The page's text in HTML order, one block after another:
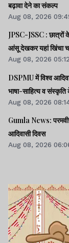
बढ़ावा देने का संकल्प
Aug 08, 2026
JPSC-JSSC : छात्रों
आंसू देखकर यहां खिंचा
Aug 08, 2026
DSPMU में विश्व
भाषा-साहित्य व
Aug 08, 2026
Gumla News:
आदिवासी दिवस
Aug 08, 2026